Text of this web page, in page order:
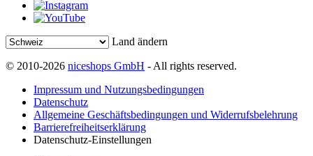
Land ändern
© 2010-2026 niceshops GmbH - All rights reserved.
Impressum und Nutzungsbedingungen
Datenschutz
Allgemeine Geschäftsbedingungen und Widerrufsbelehrung
Barrierefreiheitserklärung
Datenschutz-Einstellungen